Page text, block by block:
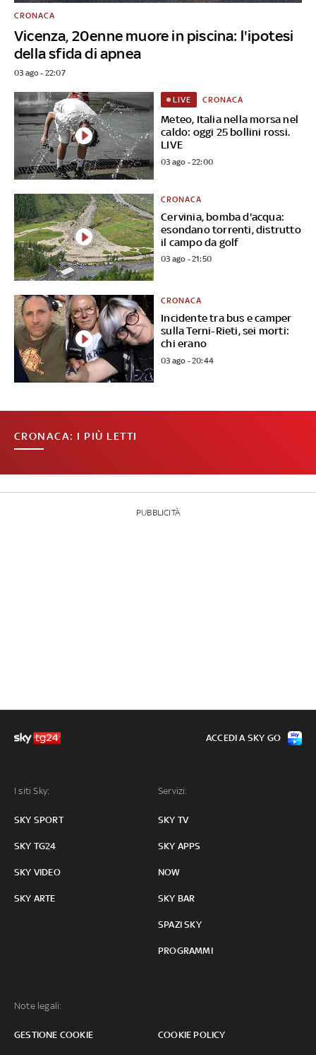
Vicenza, 20enne muore in piscina: l'ipotesi
della sfida di apnea
CRONACA
03 ago - 22:07
Meteo, Italia nella morsa nel
caldo: oggi 25 bollini rossi.
LIVE
LIVE CRONACA
03 ago - 22:00
Cervinia, bomba d'acqua:
esondano torrenti, distrutto
il campo da golf
CRONACA
03 ago - 21:50
Incidente tra bus e camper
sulla Terni-Rieti, sei morti:
chi erano
CRONACA
03 ago - 20:44
CRONACA: I PIÙ LETTI
PUBBLICITÀ
I siti Sky:
SKY SPORT
SKY TG24
SKY VIDEO
SKY ARTE
Servizi:
SKY TV
SKY APPS
NOW
SKY BAR
SPAZI SKY
PROGRAMMI
Note legali:
GESTIONE COOKIE COOKIE POLICY
ACCEDI A SKY GO